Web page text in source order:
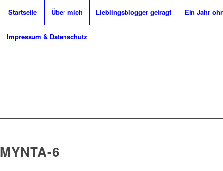
Startseite Über mich Lieblingsblogger gefragt Ein Jahr
Impressum & Datenschutz
MYNTA-6